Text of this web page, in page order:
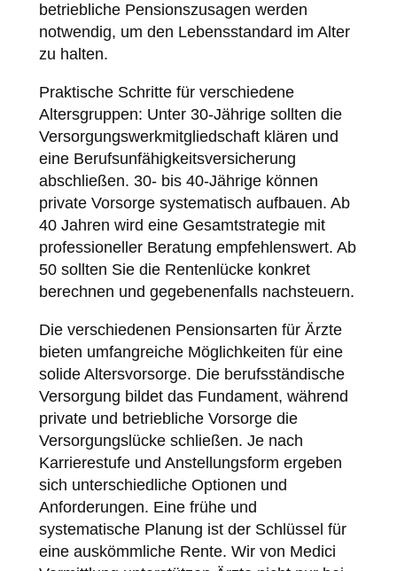
betriebliche Pensionszusagen werden
notwendig, um den Lebensstandard im Alter
zu halten.
Praktische Schritte für verschiedene
Altersgruppen: Unter 30-Jährige sollten die
Versorgungswerkmitgliedschaft klären und
eine Berufsunfähigkeitsversicherung
abschließen. 30- bis 40-Jährige können
private Vorsorge systematisch aufbauen. Ab
40 Jahren wird eine Gesamtstrategie mit
professioneller Beratung empfehlenswert. Ab
50 sollten Sie die Rentenlücke konkret
berechnen und gegebenenfalls nachsteuern.
Die verschiedenen Pensionsarten für Ärzte
bieten umfangreiche Möglichkeiten für eine
solide Altersvorsorge. Die berufsständische
Versorgung bildet das Fundament, während
private und betriebliche Vorsorge die
Versorgungslücke schließen. Je nach
Karrierestufe und Anstellungsform ergeben
sich unterschiedliche Optionen und
Anforderungen. Eine frühe und
systematische Planung ist der Schlüssel für
eine auskömmliche Rente. Wir von Medici